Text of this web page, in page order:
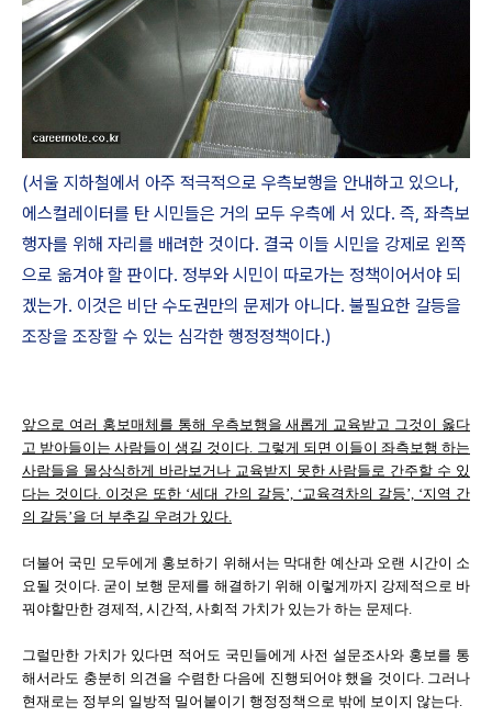
(서울 지하철에서 아주 적극적으로 우측보행을 안내하고 있으나,
에스컬레이터를 탄 시민들은 거의 모두 우측에 서 있다. 즉, 좌측보
행자를 위해 자리를 배려한 것이다. 결국 이들 시민을 강제로 왼쪽
으로 옮겨야 할 판이다. 정부와 시민이 따로가는 정책이어서야 되
겠는가. 이것은 비단 수도권만의 문제가 아니다. 불필요한 갈등을
조장을 조장할 수 있는 심각한 행정정책이다.)
앞으로 여러 홍보매체를 통해 우측보행을 새롭게 교육받고 그것이 옳다
고 받아들이는 사람들이 생길 것이다. 그렇게 되면 이들이 좌측보행 하는
사람들을 몰상식하게 바라보거나 교육받지 못한 사람들로 간주할 수 있
다는 것이다. 이것은 또한 ‘세대 간의 갈등’, ‘교육격차의 갈등’, ‘지역 간
의 갈등’을 더 부추길 우려가 있다.
더불어 국민 모두에게 홍보하기 위해서는 막대한 예산과 오랜 시간이 소
요될 것이다. 굳이 보행 문제를 해결하기 위해 이렇게까지 강제적으로 바
꿔야할만한 경제적, 시간적, 사회적 가치가 있는가 하는 문제다.
그럴만한 가치가 있다면 적어도 국민들에게 사전 설문조사와 홍보를 통
해서라도 충분히 의견을 수렴한 다음에 진행되어야 했을 것이다. 그러나
현재로는 정부의 일방적 밀어붙이기 행정정책으로 밖에 보이지 않는다.